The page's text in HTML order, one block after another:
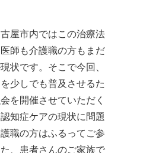
屋市内ではこの治療法
師も介護職の方もまだ
状です。そこで今回、
少しでも普及させるた
を開催させていただく
知症ケアの現状に問題
職の方はふるってご参
、患者さんのご家族で